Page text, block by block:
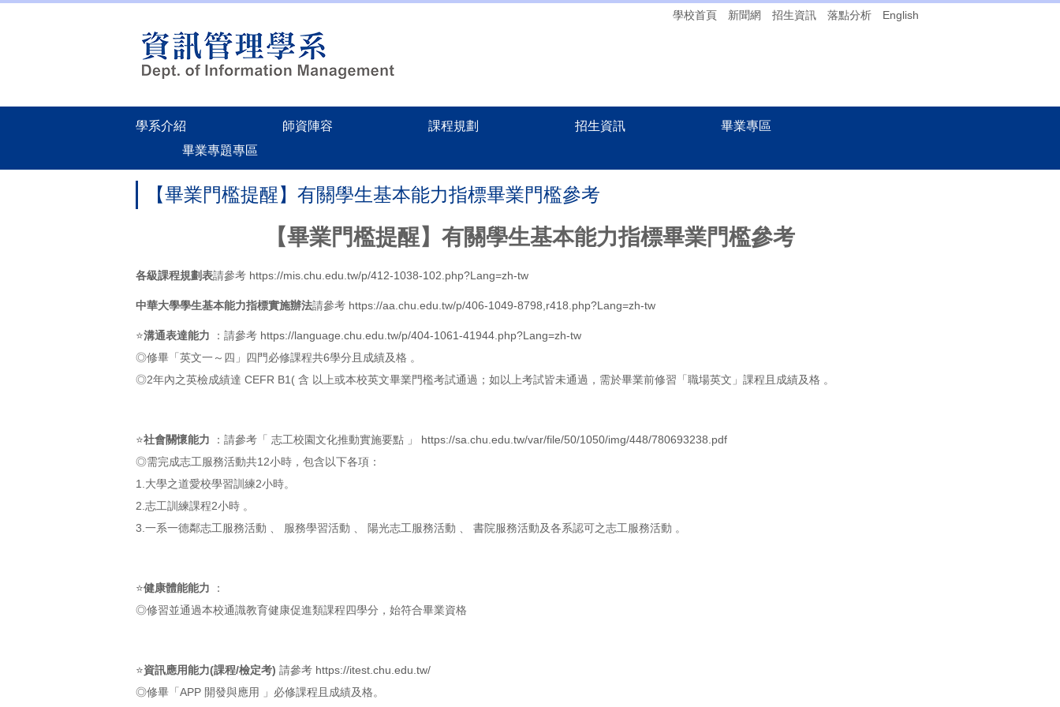
學校首頁 新聞網 招生資訊 落點分析 English
學系介紹 師資陣容 課程規劃 招生資訊
畢業專區
畢業專題專區
【畢業門檻提醒】有關學生基本能力指標畢業門檻參考
【畢業門檻提醒】有關學生基本能力指標畢業門檻參考
各級課程規劃表請參考 https://mis.chu.edu.tw/p/412-1038-102.php?Lang=zh-tw
中華大學學生基本能力指標實施辦法請參考 https://aa.chu.edu.tw/p/406-1049-8798,r418.php?Lang=zh-tw
⭐溝通表達能力 ：請參考 https://language.chu.edu.tw/p/404-1061-41944.php?Lang=zh-tw
◎修畢「英文一～四」四門必修課程共6學分且成績及格 。
◎2年內之英檢成績達 CEFR B1( 含 以上或本校英文畢業門檻考試通過；如以上考試皆未通過，需於畢業前修習「職場英文」課程且成績及格 。
⭐社會關懷能力 ：請參考「 志工校園文化推動實施要點 」 https://sa.chu.edu.tw/var/file/50/1050/img/448/780693238.pdf
◎需完成志工服務活動共12小時，包含以下各項：
1.大學之道愛校學習訓練2小時。
2.志工訓練課程2小時 。
3.一系一德鄰志工服務活動 、 服務學習活動 、 陽光志工服務活動 、 書院服務活動及各系認可之志工服務活動 。
⭐健康體能能力 ：
◎修習並通過本校通識教育健康促進類課程四學分，始符合畢業資格
⭐資訊應用能力(課程/檢定考) 請參考 https://itest.chu.edu.tw/
◎修畢「APP 開發與應用 」必修課程且成績及格。